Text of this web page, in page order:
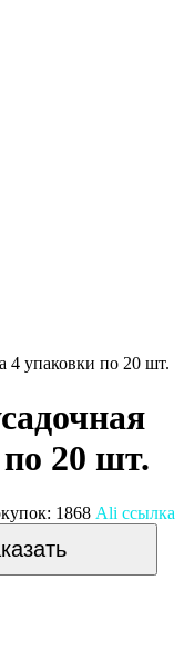
4 упаковки по 20 шт.
20 шт.
1868 Ali ссылка